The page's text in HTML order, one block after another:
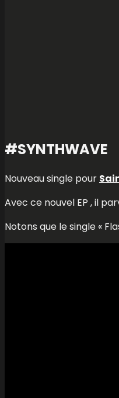
#SYNTHWAVE
Nouveau single pour
Avec ce nouvel EP , il
Notons que le single «